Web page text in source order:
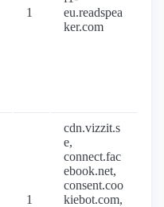
1
eu.readspea
ker.com
1
cdn.vizzit.s
e,
connect.fac
ebook.net,
consent.coo
kiebot.com,